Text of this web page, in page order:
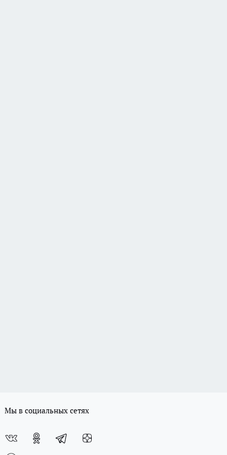
Мы в социальных сетях